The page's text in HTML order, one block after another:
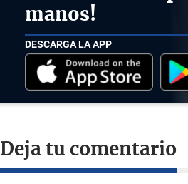
manos!
DESCARGA LA APP
Deja tu comentario